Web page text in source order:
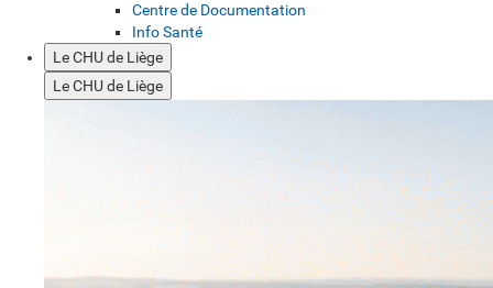
Centre de Documentation
Info Santé
Le CHU de Liège
Le CHU de Liège